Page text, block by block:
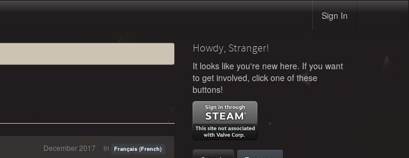
Sign In
December 2017 in Français (French)
Howdy, Stranger!
It looks like you're new here. If you want
to get involved, click one of these
buttons!